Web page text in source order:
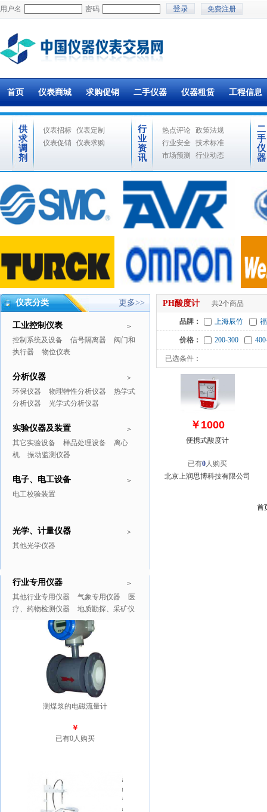
用户名 密码 免费注册
首页 仪表商城 求购促销 二手仪器 仪器租赁 工程信息
供
求
调
剂
仪表招标 仪表定制
仪表促销
仪表求购
行
业
资
讯
热点评论 政策法规
行业安全
技术标准
市场预测
行业动态
二
手
仪
器
仪表分类 更多>>
>
工业控制仪表
控制系统及设备 信号隔离器
阀门和
执行器
物位仪表
>
分析仪器
环保仪器 物理特性分析仪器
热学式
分析仪器
光学式分析仪器
>
实验仪器及装置
其它实验设备 样品处理设备
离心
机
振动监测仪器
>
电子、电工设备
电工校验装置
>
光学、计量仪器
其他光学仪器
>
行业专用仪器
其他行业专用仪器 气象专用仪器
医
疗、药物检测仪器
地质勘探、采矿仪
推广商品 更多>>
测煤浆的电磁流量计
￥
已有0人购买
PH酸度计 共2个商品
品牌： 上海辰竹
价格： 200-300
已选条件：
￥1000
便携式酸度计
已有0人购买
北京上润思博科技有限公司
首